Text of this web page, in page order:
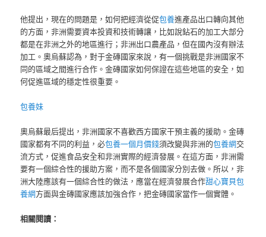
他提出，現在的問題是，如何把經濟從促包養進產品出口轉向其他
的方面，非洲需要資本投資和技術轉讓，比如說鉆石的加工大部分
都是在非洲之外的地區進行；非洲出口農產品，但在國內沒有辦法
加工。奧烏蘇認為，對于金磚國家來說，有一個挑戰是非洲國家不
同的區域之間進行合作。金磚國家如何保證在這些地區的安全，如
何促進區域的穩定性很重要。
包養妹
奧烏蘇最后提出，非洲國家不喜歡西方國家干預主義的援助。金磚
國家都有不同的利益，必包養一個月價錢須改變與非洲的包養網交
流方式，促進食品安全和非洲實際的經濟發展。在這方面，非洲需
要有一個綜合性的援助方案，而不是各個國家分別去做。所以，非
洲大陸應該有一個綜合性的做法，應當在經濟發展合作甜心寶貝包
養網方面與金磚國家應該加強合作，把金磚國家當作一個實體。
相關閱讀：